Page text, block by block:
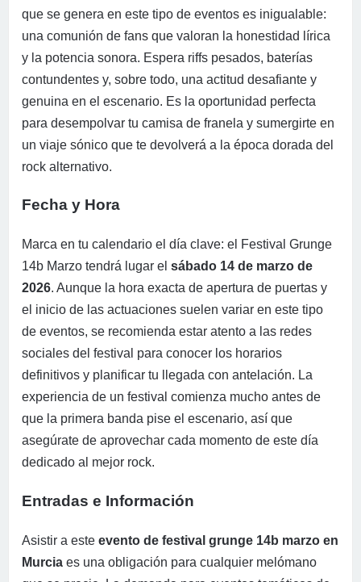
que se genera en este tipo de eventos es inigualable:
una comunión de fans que valoran la honestidad lírica
y la potencia sonora. Espera riffs pesados, baterías
contundentes y, sobre todo, una actitud desafiante y
genuina en el escenario. Es la oportunidad perfecta
para desempolvar tu camisa de franela y sumergirte en
un viaje sónico que te devolverá a la época dorada del
rock alternativo.
Fecha y Hora
Marca en tu calendario el día clave: el Festival Grunge
14b Marzo tendrá lugar el sábado 14 de marzo de
2026. Aunque la hora exacta de apertura de puertas y
el inicio de las actuaciones suelen variar en este tipo
de eventos, se recomienda estar atento a las redes
sociales del festival para conocer los horarios
definitivos y planificar tu llegada con antelación. La
experiencia de un festival comienza mucho antes de
que la primera banda pise el escenario, así que
asegúrate de aprovechar cada momento de este día
dedicado al mejor rock.
Entradas e Información
Asistir a este evento de festival grunge 14b marzo en
Murcia es una obligación para cualquier melómano